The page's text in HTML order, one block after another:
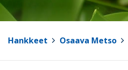
Hankkeet Osaava Metso